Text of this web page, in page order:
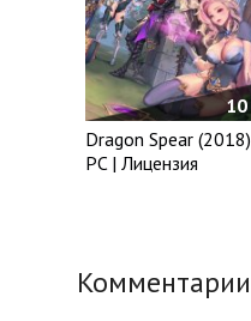
10
Dragon Spear (2018)
PC | Лицензия
Комментарии